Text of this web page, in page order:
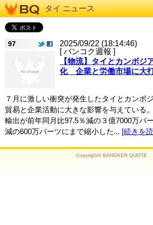
タイ ニュース
97
2025/09/22 (18:14:46)
[ バンコク週報 ]
【物流】タイとカンボジ
化 企業と労働市場に大
７月に激しい衝突が発生したタイとカンボ
貿易と企業活動に大きな影響を与えている
輸出が前年同月比97.5％減の３億7000万バ
減の600万バーツにまで縮小した... [続きを
Copyright© BANGKER QUOTE